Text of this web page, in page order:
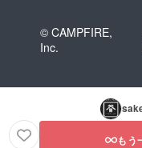
© CAMPFIRE,
Inc.
もう